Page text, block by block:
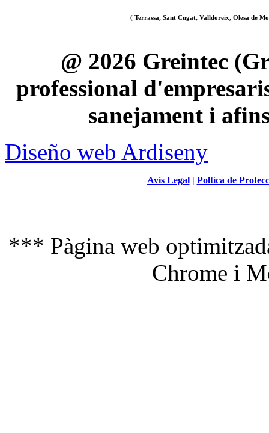
( Terrassa, Sant Cugat, Valldoreix, Olesa de
@ 2026 Greintec
professional
sanejament i
Diseño web Ardiseny
Avís Legal| Poltíca de
*** Pàgina web
Chrome i